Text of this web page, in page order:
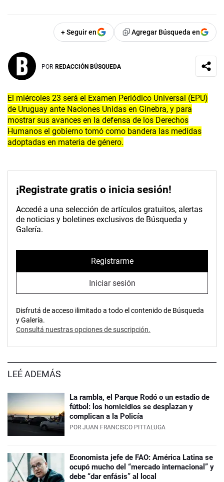
+ Seguir en Agregar Búsqueda en
POR REDACCIÓN BÚSQUEDA
El miércoles 23 será el Examen Periódico Universal (EPU)
de Uruguay ante Naciones Unidas en Ginebra, y para
mostrar sus avances en la defensa de los Derechos
Humanos el gobierno tomó como bandera las medidas
adoptadas en materia de género.
¡Registrate gratis o inicia sesión!
Accedé a una selección de artículos gratuitos, alertas
de noticias y boletines exclusivos de Búsqueda y
Galería.
Registrarme
Iniciar sesión
Disfrutá de acceso ilimitado a todo el contenido de Búsqueda
y Galería.
Consultá nuestras opciones de suscripción.
LEÉ ADEMÁS
La rambla, el Parque Rodó o un estadio de
fútbol: los homicidios se desplazan y
complican a la Policía
POR JUAN FRANCISCO PITTALUGA
Economista jefe de FAO: América Latina se
ocupó mucho del “mercado internacional” y
debe “dar enfásis” al local